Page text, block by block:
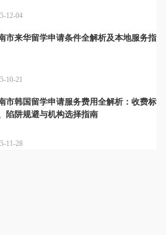
12-04
市来华留学申请条件全解析及本地服务指
10-21
市韩国留学申请服务费用全解析：收费标
陷阱规避与机构选择指南
11-28